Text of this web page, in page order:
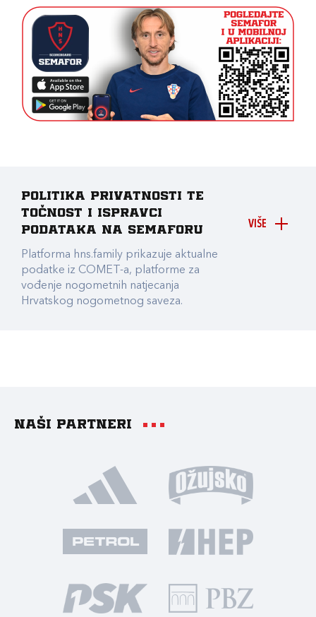
VIŠE
Politika privatnosti te
točnost i ispravci
podataka na Semaforu
Platforma hns.family prikazuje aktualne
podatke iz COMET-a, platforme za
vođenje nogometnih natjecanja
Hrvatskog nogometnog saveza.
Naši partneri